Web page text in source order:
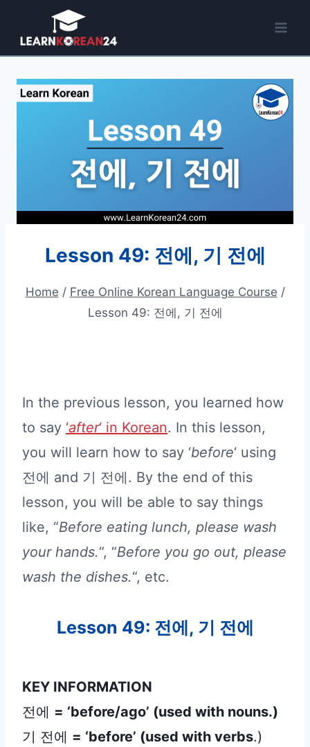
content
Lesson 49: 전에, 기 전에
Home / Free Online Korean Language Course /
Lesson 49: 전에, 기 전에
In the previous lesson, you learned how
to say ‘after‘ in Korean. In this lesson,
you will learn how to say ‘before‘ using
전에 and 기 전에. By the end of this
lesson, you will be able to say things
like, “Before eating lunch, please wash
your hands.“, “Before you go out, please
wash the dishes.“, etc.
Lesson 49: 전에, 기 전에
KEY INFORMATION
전에 = ‘before/ago’ (used with nouns.)
기 전에 = ‘before’ (used with verbs.)